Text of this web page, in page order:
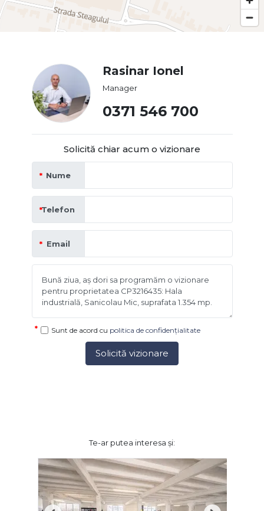
Rasinar Ionel
Manager
0371 546 700
Solicită chiar acum o vizionare
Nume
Telefon
Email
Sunt de acord cu politica de confidențialitate
Solicită vizionare
Te-ar putea interesa și: